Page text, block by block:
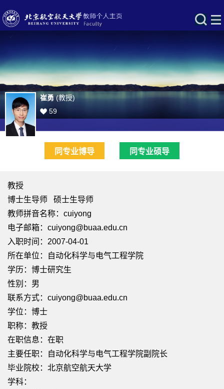
崔勇(教授)
59
同专业博导 同专业硕导
教授
博士生导师 硕士生导师
教师拼音名称：cuiyong
电子邮箱： cuiyong@buaa.edu.cn
入职时间：2007-04-01
所在单位：自动化科学与电气工程学院
学历：博士研究生
性别：男
联系方式：cuiyong@buaa.edu.cn
学位：博士
职称：教授
在职信息：在职
主要任职：自动化科学与电气工程学院副院长
毕业院校：北京航空航天大学
学科：